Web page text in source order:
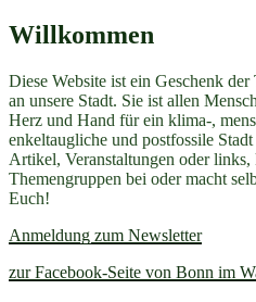
Willkommen
Diese Website ist ein Geschenk
an unsere Stadt. Sie ist allen
Herz und Hand für ein klima-,
enkeltaugliche und postfossile
Artikel, Veranstaltungen oder
Themengruppen bei oder macht
Euch!
Anmeldung zum Newsletter
zur Facebook-Seite von Bonn im